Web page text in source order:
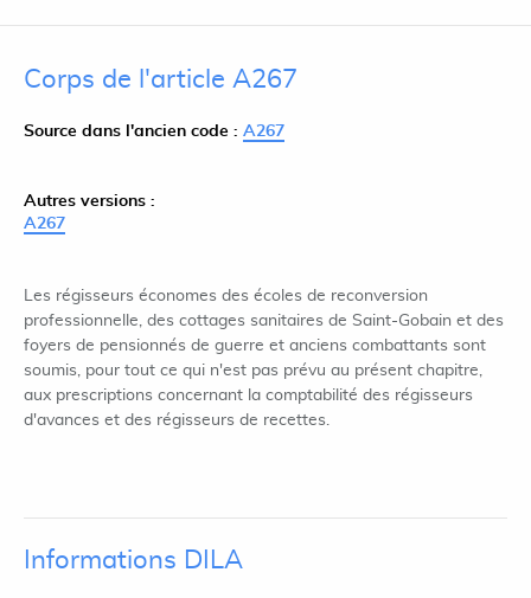
Corps de l'article A267
Source dans l'ancien code : A267
Autres versions :
A267
Les régisseurs économes des écoles de reconversion
professionnelle, des cottages sanitaires de Saint-Gobain et des
foyers de pensionnés de guerre et anciens combattants sont
soumis, pour tout ce qui n'est pas prévu au présent chapitre,
aux prescriptions concernant la comptabilité des régisseurs
d'avances et des régisseurs de recettes.
Informations DILA